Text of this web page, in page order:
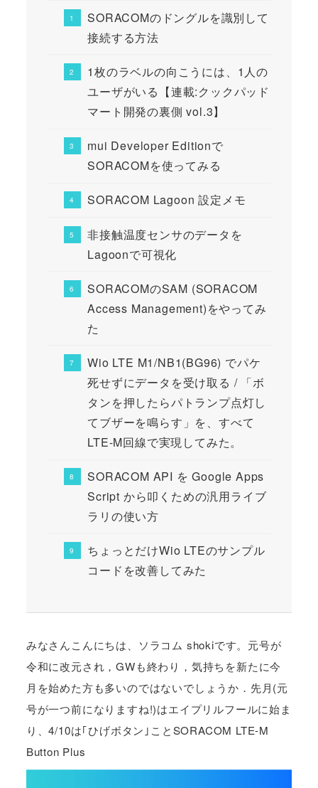
SORACOMのドングルを識別して
接続する方法
1枚のラベルの向こうには、1人の
ユーザがいる【連載:クックパッド
マート開発の裏側 vol.3】
mui Developer Editionで
SORACOMを使ってみる
SORACOM Lagoon 設定メモ
非接触温度センサのデータを
Lagoonで可視化
SORACOMのSAM (SORACOM
Access Management)をやってみ
た
Wio LTE M1/NB1(BG96) でパケ
死せずにデータを受け取る / 「ボ
タンを押したらパトランプ点灯し
てブザーを鳴らす」を、すべて
LTE-M回線で実現してみた。
SORACOM API を Google Apps
Script から叩くための汎用ライブ
ラリの使い方
ちょっとだけWio LTEのサンプル
コードを改善してみた
みなさんこんにちは、ソラコム shokiです。元号が
令和に改元され，GWも終わり，気持ちを新たに今
月を始めた方も多いのではないでしょうか．先月(元
号が一つ前になりますね!)はエイプリルフールに始ま
り、4/10は｢ひげボタン｣ことSORACOM LTE-M
Button Plus